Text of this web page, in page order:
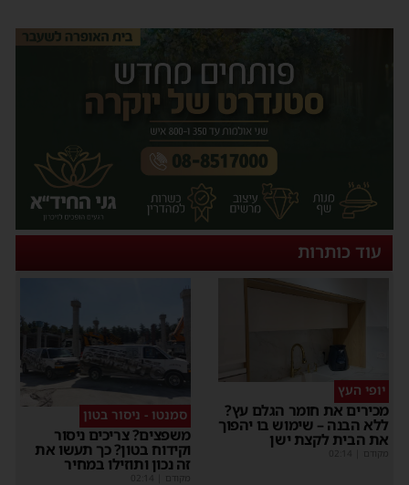
עוד כותרות
יופי העץ
מכירים את חומר הגלם עץ?
ללא הבנה – שימוש בו יהפוך
את הבית לקצת ישן
מקודם
סמנטו - ניסור בטון
משפצים? צריכים ניסור
וקידוח בטון? כך תעשו את
זה נכון ותוזילו במחיר
מקודם